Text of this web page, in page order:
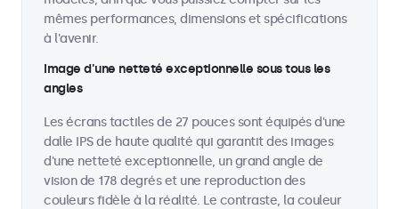
mêmes performances, dimensions et spécifications
à l'avenir.
Image d'une netteté exceptionnelle sous tous les
angles
Les écrans tactiles de 27 pouces sont équipés d'une
dalle IPS de haute qualité qui garantit des images
d'une netteté exceptionnelle, un grand angle de
vision de 178 degrés et une reproduction des
couleurs fidèle à la réalité. Le contraste, la couleur